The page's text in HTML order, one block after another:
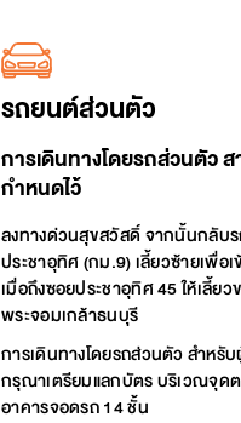
รถยนต์ส่วนตัว
การเดินทางโดยรถส่วนตัว
กำหนดไว้
ลงทางด่วนสุขสวัสดิ์ จากนั้นกลับ
ประชาอุทิศ (กม.9) เลี้ยวซ้ายเพื่อ
เมื่อถึงซอยประชาอุทิศ 45 ให้เลี้ย
พระจอมเกล้าธนบุรี
การเดินทางโดยรถส่วนตัว สำหรั
กรุณาเตรียมแลกบัตร บริเวณจุด
อาคารจอดรถ 14 ชั้น